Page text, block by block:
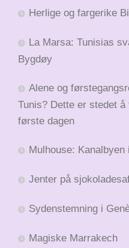
Herlige og fargerike
La Marsa: Tunisias
Bygdøy
Alene og
Tunis? Dette er stedet å
første dagen
Mulhouse: Kanalbyen
Jenter på
Sydenstemning i
Magiske Marrakech